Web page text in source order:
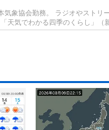
気象協会勤務。 ラジオやストリ
天気でわかる四季のくらし」（